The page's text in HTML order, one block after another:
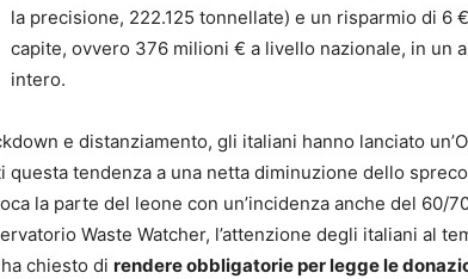
la precisione, 222.125 tonnellate) e un risparmio di 6
capite, ovvero 376 milioni € a livello nazionale, in un
intero.
e distanziamento, gli italiani hanno lanciato
tendenza a una netta diminuzione dello spreco
la parte del leone con un’incidenza anche del 60/
Waste Watcher, l’attenzione degli italiani al
chiesto di rendere obbligatorie per legge le